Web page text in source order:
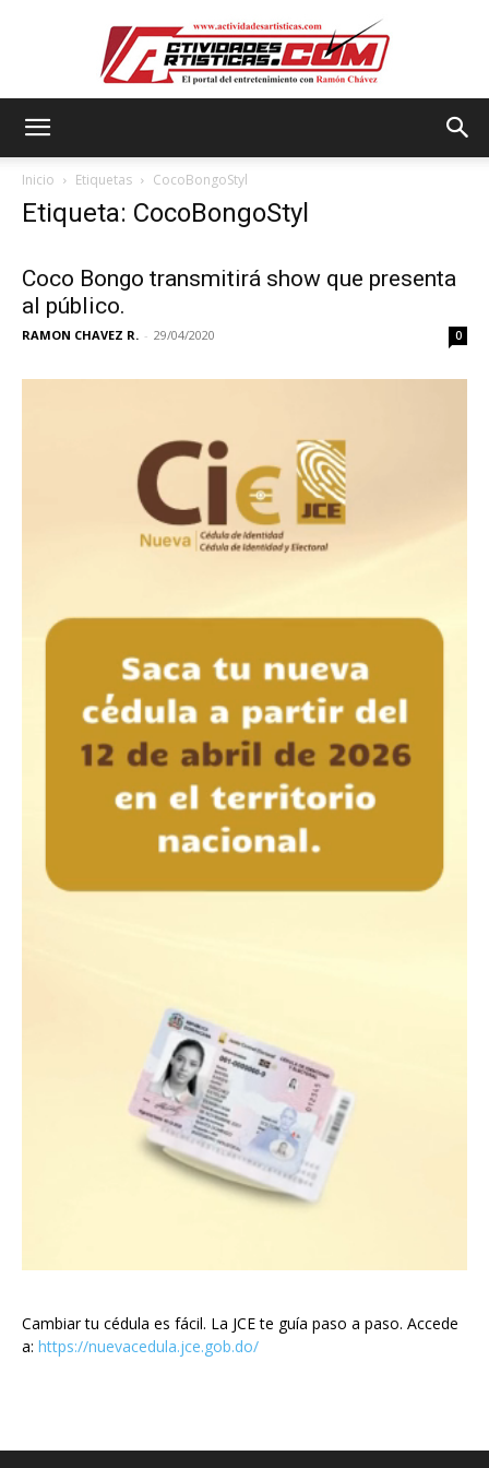
Inicio Etiquetas CocoBongoStyl
Etiqueta: CocoBongoStyl
Coco Bongo transmitirá show que presenta
al público.
RAMON CHAVEZ R. - 29/04/2020 0
Cambiar tu cédula es fácil. La JCE te guía paso a paso. Accede
a: https://nuevacedula.jce.gob.do/